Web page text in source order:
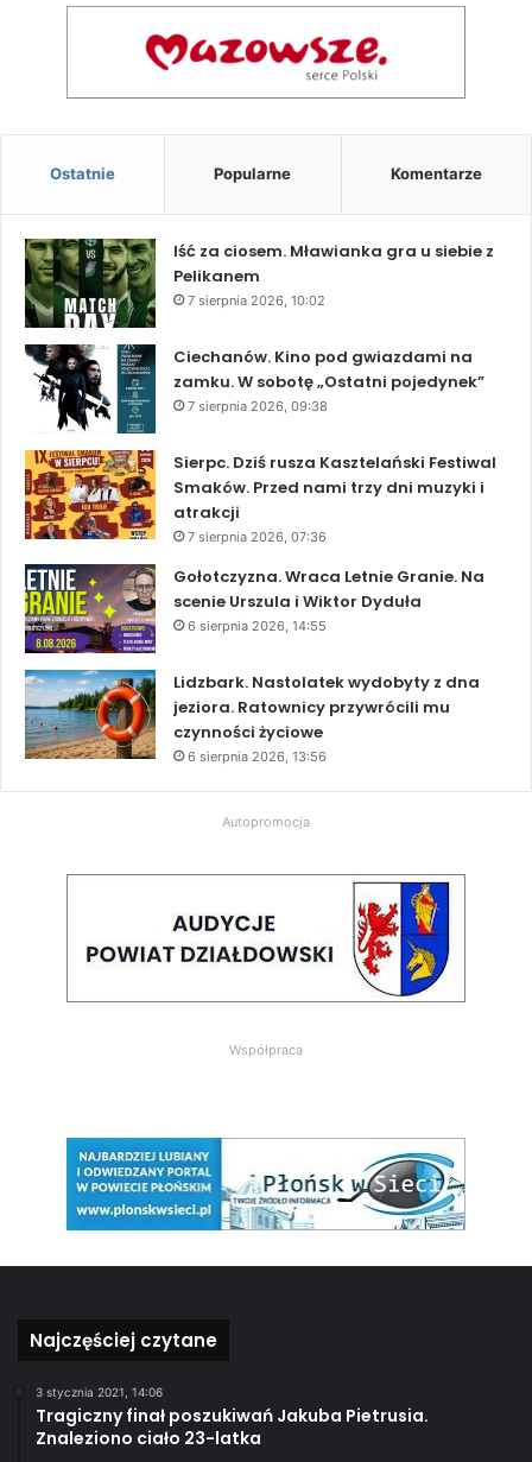
Ostatnie Popularne Komentarze
Iść za ciosem. Mławianka gra u siebie z
Pelikanem
7 sierpnia 2026, 10:02
Ciechanów. Kino pod gwiazdami na
zamku. W sobotę „Ostatni pojedynek”
7 sierpnia 2026, 09:38
Sierpc. Dziś rusza Kasztelański Festiwal
Smaków. Przed nami trzy dni muzyki i
atrakcji
7 sierpnia 2026, 07:36
Gołotczyzna. Wraca Letnie Granie. Na
scenie Urszula i Wiktor Dyduła
6 sierpnia 2026, 14:55
Lidzbark. Nastolatek wydobyty z dna
jeziora. Ratownicy przywrócili mu
czynności życiowe
6 sierpnia 2026, 13:56
Autopromocja
Współpraca
Najczęściej czytane
3 stycznia 2021, 14:06
Tragiczny finał poszukiwań Jakuba Pietrusia.
Znaleziono ciało 23-latka